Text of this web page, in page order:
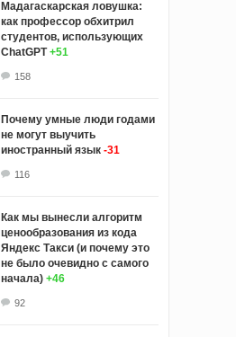
Мадагаскарская ловушка:
как профессор обхитрил
студентов, использующих
ChatGPT +51
158
Почему умные люди годами
не могут выучить
иностранный язык -31
116
Как мы вынесли алгоритм
ценообразования из кода
Яндекс Такси (и почему это
не было очевидно с самого
начала) +46
92